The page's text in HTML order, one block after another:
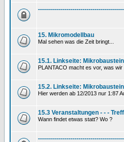
15. Mikromodellbau
Mal sehen was die Zeit bringt...
15.1. Linkseite:
PLANTACO macht es vor, was wir
15.2. Linkseite:
Hier werden ab 12/2013 nur 1:87
15.3 Veranstaltungen - - -
Wann findet etwas statt? Wo ?